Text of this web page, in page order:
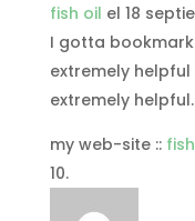
fish oil el 18
I gotta
extremely helpful
extremely helpful.
my web-site ::